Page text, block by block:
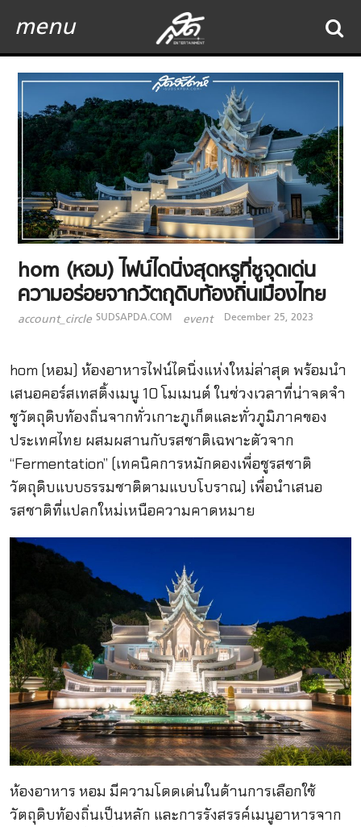
menu
hom (หอม) ไฟน์ไดนิ่งสุดหรูที่ชูจุดเด่น
ความอร่อยจากวัตถุดิบท้องถิ่นเมืองไทย
account_circle SUDSAPDA.COM event December 25, 2023
hom (หอม) ห้องอาหารไฟน์ไดนิ่งแห่งใหม่ล่าสุด พร้อมนำ
เสนอคอร์สเทสติ้งเมนู 10 โมเมนต์ ในช่วงเวลาที่น่าจดจำ
ชูวัตถุดิบท้องถิ่นจากทั่วเกาะภูเก็ตและทั่วภูมิภาคของ
ประเทศไทย ผสมผสานกับรสชาติเฉพาะตัวจาก
“Fermentation” (เทคนิคการหมักดองเพื่อชูรสชาติ
วัตถุดิบแบบธรรมชาติตามแบบโบราณ) เพื่อนำเสนอ
รสชาติที่แปลกใหม่เหนือความคาดหมาย
ห้องอาหาร หอม มีความโดดเด่นในด้านการเลือกใช้
วัตถุดิบท้องถิ่นเป็นหลัก และการรังสรรค์เมนูอาหารจาก